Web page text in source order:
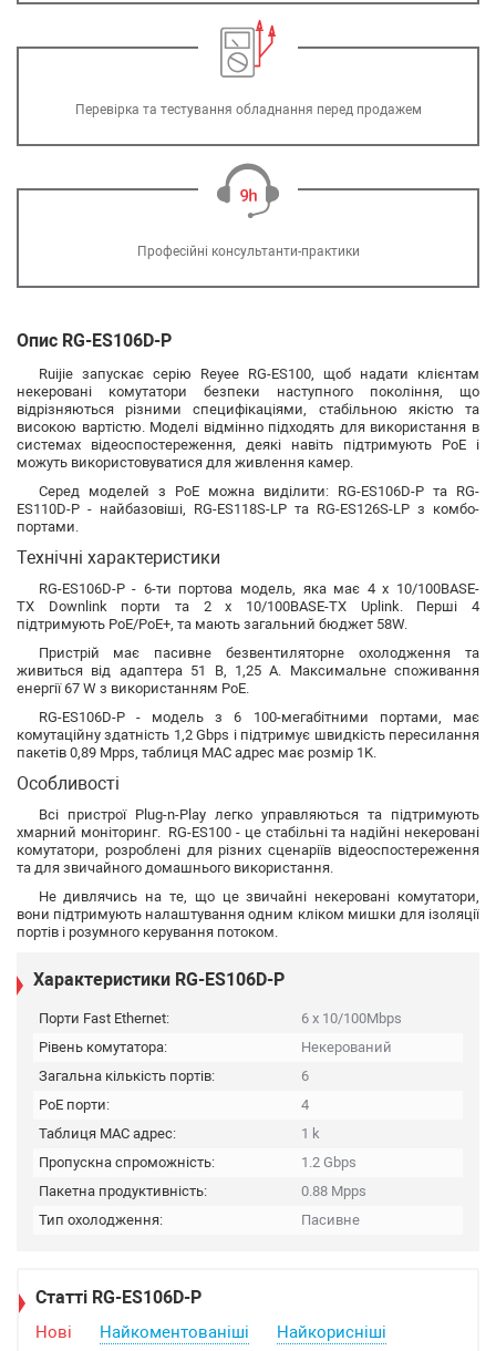
Перевірка та тестування обладнання перед продажем
Професійні консультанти-практики
Опис RG-ES106D-P
Ruijie запускає серію Reyee RG-ES100, щоб надати клієнтам
некеровані комутатори безпеки наступного покоління, що
відрізняються різними специфікаціями, стабільною якістю та
високою вартістю. Моделі відмінно підходять для використання в
системах відеоспостереження, деякі навіть підтримують PoE і
можуть використовуватися для живлення камер.
Серед моделей з PoE можна виділити: RG-ES106D-P та RG-
ES110D-P - найбазовіші, RG-ES118S-LP та RG-ES126S-LP з комбо-
портами.
Технічні характеристики
RG-ES106D-P - 6-ти портова модель, яка має 4 x 10/100BASE-
TX Downlink порти та 2 x 10/100BASE-TX Uplink. Перші 4
підтримують PoE/PoE+, та мають загальний бюджет 58W.
Пристрій має пасивне безвентиляторне охолодження та
живиться від адаптера 51 В, 1,25 А. Максимальне споживання
енергії 67 W з використанням PoE.
RG-ES106D-P - модель з 6 100-мегабітними портами, має
комутаційну здатність 1,2 Gbps і підтримує швидкість пересилання
пакетів 0,89 Mpps, таблиця MAC адрес має розмір 1K.
Особливості
Всі пристрої Plug-n-Play легко управляються та підтримують
хмарний моніторинг. RG-ES100 - це стабільні та надійні некеровані
комутатори, розроблені для різних сценаріїв відеоспостереження
та для звичайного домашнього використання.
Не дивлячись на те, що це звичайні некеровані комутатори,
вони підтримують налаштування одним кліком мишки для ізоляції
портів і розумного керування потоком.
Характеристики RG-ES106D-P
Порти Fast Ethernet:
6 x 10/100Mbps
Рівень комутатора:
Некерований
Загальна кількість портів:
6
PoE порти:
4
Таблиця MAC адрес:
1 k
Пропускна спроможність:
1.2 Gbps
Пакетна продуктивність:
0.88 Mpps
Тип охолодження:
Пасивне
Статті RG-ES106D-P
Нові Найкоментованіші Найкорисніші